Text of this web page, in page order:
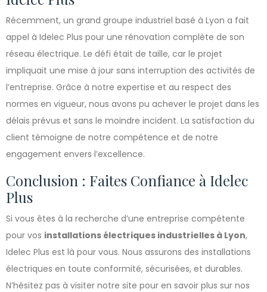
Récemment, un grand groupe industriel basé à Lyon a fait
appel à Idelec Plus pour une rénovation complète de son
réseau électrique. Le défi était de taille, car le projet
impliquait une mise à jour sans interruption des activités de
l’entreprise. Grâce à notre expertise et au respect des
normes en vigueur, nous avons pu achever le projet dans les
délais prévus et sans le moindre incident. La satisfaction du
client témoigne de notre compétence et de notre
engagement envers l’excellence.
Conclusion : Faites Confiance à Idelec
Plus
Si vous êtes à la recherche d’une entreprise compétente
pour vos installations électriques industrielles à Lyon,
Idelec Plus est là pour vous. Nous assurons des installations
électriques en toute conformité, sécurisées, et durables.
N’hésitez pas à visiter notre site pour en savoir plus sur nos